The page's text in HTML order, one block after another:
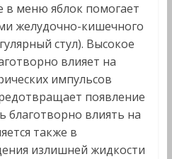
в меню яблок помогает
желудочно-кишечного
стул). Высокое
влияет на
импульсов
появление
благотворно влиять на
также в
излишней жидкости